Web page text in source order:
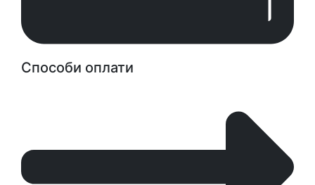
Способи оплати